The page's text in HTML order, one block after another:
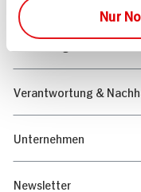
Nur
Verantwortung &
Unternehmen
Newsletter